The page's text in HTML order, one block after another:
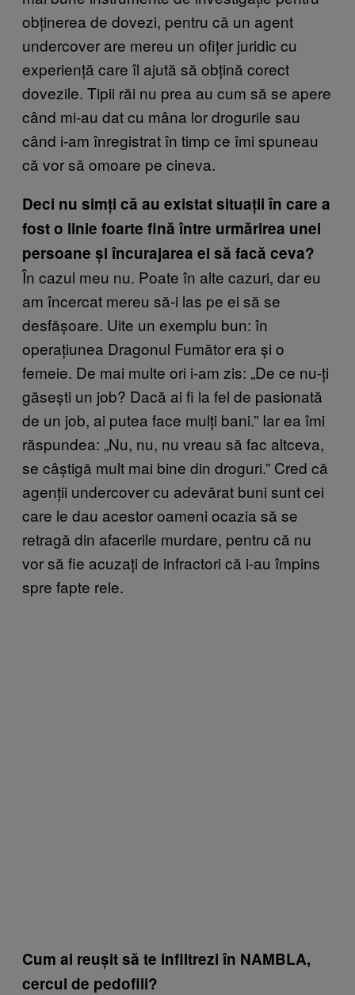
obținerea de dovezi, pentru că un agent
undercover are mereu un ofițer juridic cu
experiență care îl ajută să obțină corect
dovezile. Tipii răi nu prea au cum să se apere
când mi-au dat cu mâna lor drogurile sau
când i-am înregistrat în timp ce îmi spuneau
că vor să omoare pe cineva.
Deci nu simți că au existat situații în care a
fost o linie foarte fină între urmărirea unei
persoane și încurajarea ei să facă ceva?
În cazul meu nu. Poate în alte cazuri, dar eu
am încercat mereu să-i las pe ei să se
desfășoare. Uite un exemplu bun: în
operațiunea Dragonul Fumător era și o
femeie. De mai multe ori i-am zis: „De ce nu-ți
găsești un job? Dacă ai fi la fel de pasionată
de un job, ai putea face mulți bani.” Iar ea îmi
răspundea: „Nu, nu, nu vreau să fac altceva,
se câștigă mult mai bine din droguri.” Cred că
agenții undercover cu adevărat buni sunt cei
care le dau acestor oameni ocazia să se
retragă din afacerile murdare, pentru că nu
vor să fie acuzați de infractori că i-au împins
spre fapte rele.
Cum ai reușit să te infiltrezi în NAMBLA,
cercul de pedofili?